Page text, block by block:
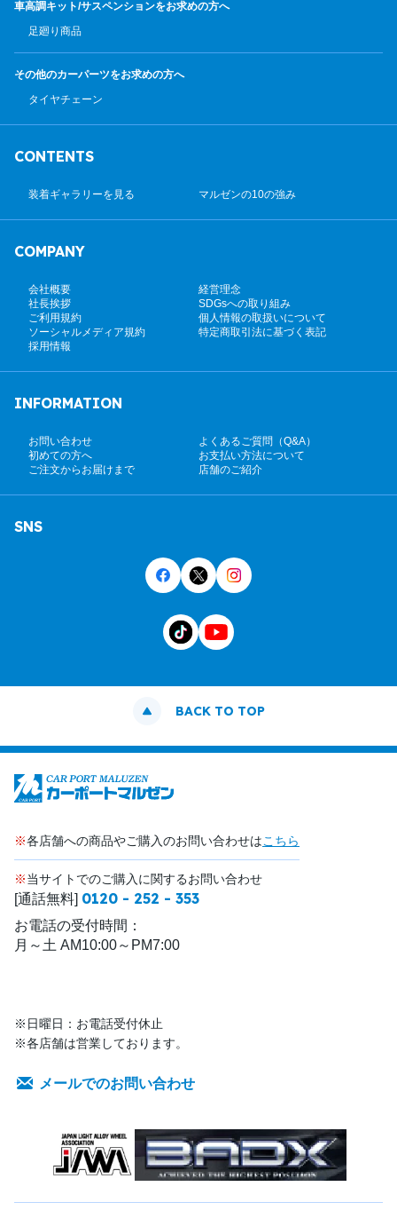
車高調キット/サスペンションをお求めの方へ
足廻り商品
その他のカーパーツをお求めの方へ
タイヤチェーン
CONTENTS
装着ギャラリーを見る マルゼンの10の強み
COMPANY
会社概要
経営理念
社長挨拶
SDGsへの取り組み
ご利用規約
個人情報の取扱いについて
ソーシャルメディア規約
特定商取引法に基づく表記
採用情報
INFORMATION
お問い合わせ
よくあるご質問（Q&A）
初めての方へ
お支払い方法について
ご注文からお届けまで
店舗のご紹介
SNS
BACK TO TOP
※各店舗への商品やご購入のお問い合わせはこちら
※当サイトでのご購入に関するお問い合わせ
[通話無料] 0120 - 252 - 353
お電話の受付時間：
月～土 AM10:00～PM7:00
※日曜日：お電話受付休止
※各店舗は営業しております。
メールでのお問い合わせ